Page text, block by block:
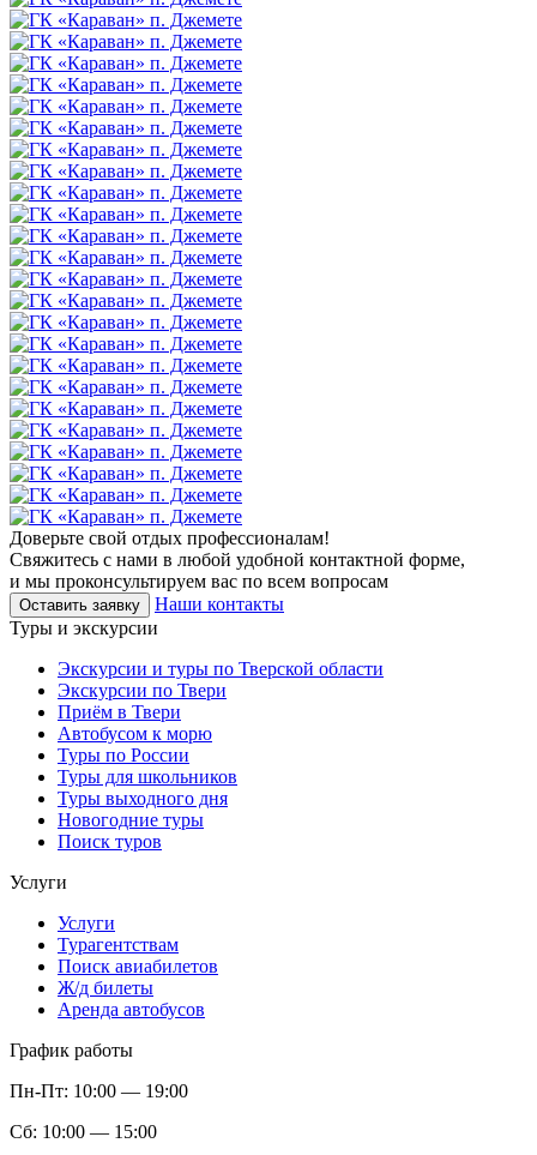
Доверьте свой отдых профессионалам!
Свяжитесь с нами в любой удобной контактной форме,
и мы проконсультируем вас по всем вопросам
Оставить заявку
Наши контакты
Туры и экскурсии
Экскурсии и туры по Тверской области
Экскурсии по Твери
Приём в Твери
Автобусом к морю
Туры по России
Туры для школьников
Туры выходного дня
Новогодние туры
Поиск туров
Услуги
Услуги
Турагентствам
Поиск авиабилетов
Ж/д билеты
Аренда автобусов
График работы
Пн-Пт: 10:00 — 19:00
Сб: 10:00 — 15:00